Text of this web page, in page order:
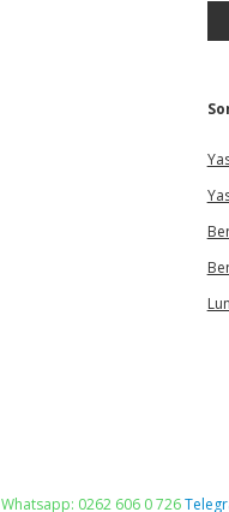
Whatsapp: 0262 606 0 726